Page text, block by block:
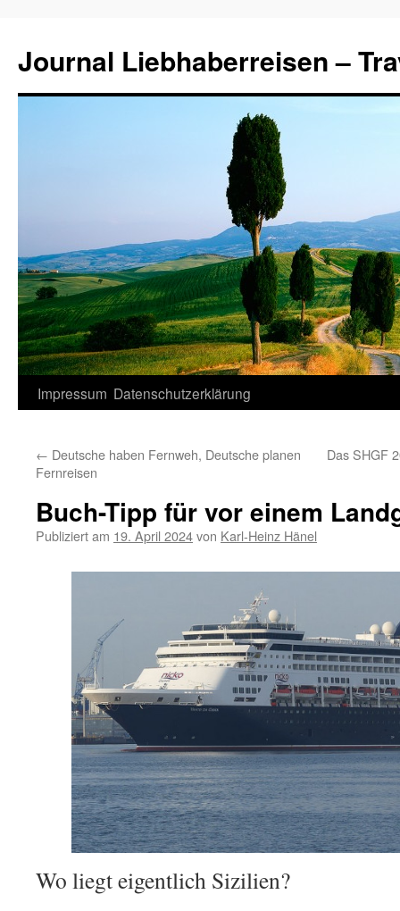
Journal Liebhaberreisen –
Zum
springen
Impressum Datenschutzerklärung
← Deutsche haben Fernweh, Deutsche planen
Fernreisen
Das SHGF
Buch-Tipp für vor einem
Publiziert am 19. April 2024von Karl-Heinz Hänel
Wo liegt eigentlich Sizilien?